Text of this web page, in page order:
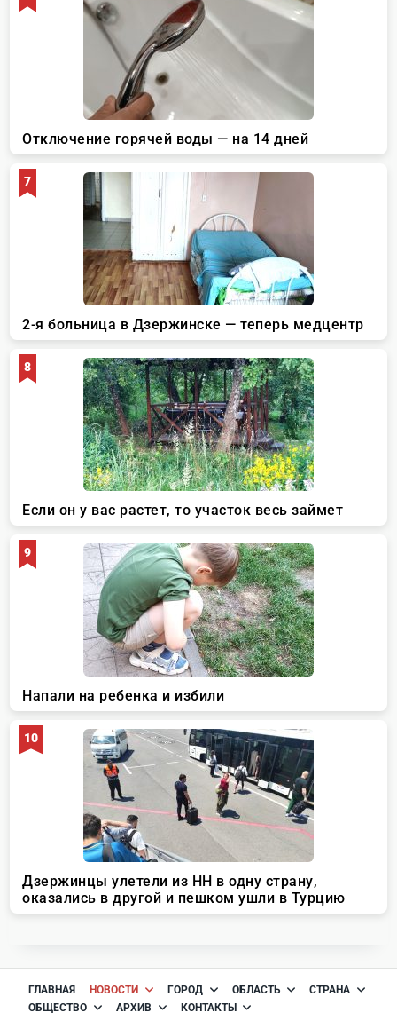
ГЛАВНАЯ НОВОСТИ ГОРОД ОБЛАСТЬ
СТРАНА
ОБЩЕСТВО
АРХИВ КОНТАКТЫ